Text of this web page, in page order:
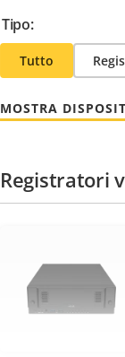
Tipo:
Tutto
MOSTRA
Registratori